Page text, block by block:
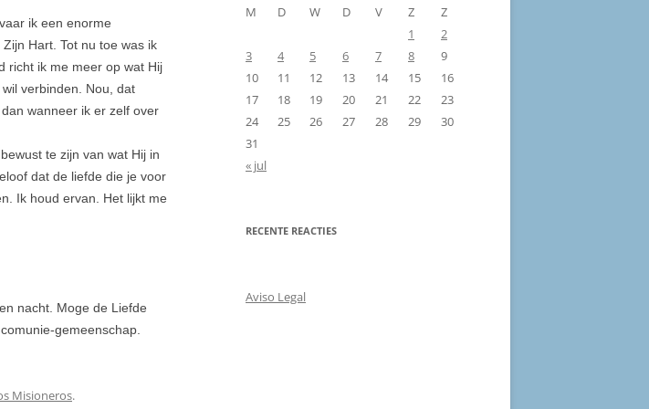
ik een enorme
Hart. Tot nu toe was ik
richt ik me meer op wat Hij
verbinden. Nou, dat
wanneer ik er zelf over
te zijn van wat Hij in
dat de liefde die je voor
Ik houd ervan. Het lijkt me
nacht. Moge de Liefde
gemeenschap.
Misioneros.
M D W D V Z
Z
1
2
3
4 5 6 7 8
9
10
11 12 13 14 15
16
17
18 19 20 21 22
23
24
25 26 27 28 29
30
31
« jul
RECENTE REACTIES
Aviso Legal